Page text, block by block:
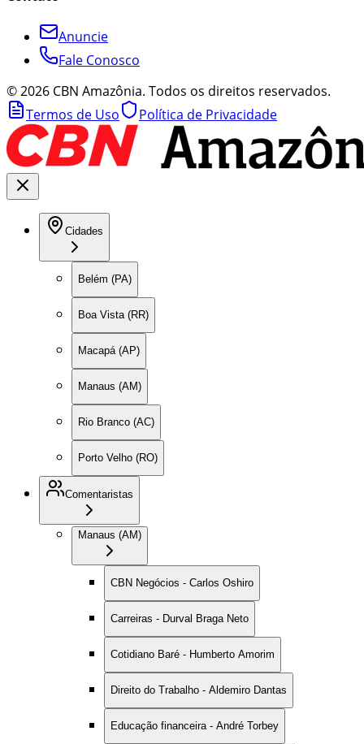
Anuncie
Fale Conosco
©2026 CBN Amazônia. Todos os direitos reservados.
Termos de Uso
Política de Privacidade
Cidades
Belém (PA)
Boa Vista (RR)
Macapá (AP)
Manaus (AM)
Rio Branco (AC)
Porto Velho (RO)
Comentaristas
Manaus (AM)
CBN Negócios - Carlos Oshiro
Carreiras - Durval Braga Neto
Cotidiano Baré - Humberto Amorim
Direito do Trabalho - Aldemiro Dantas
Educação financeira - André Torbey